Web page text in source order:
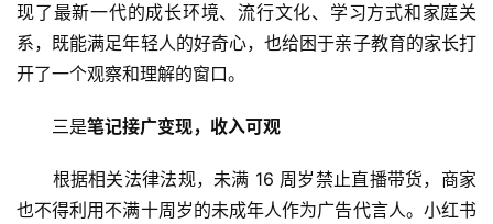
现了最新一代的成长环境、流行文化、学习方式和家庭关
系，既能满足年轻人的好奇心，也给困于亲子教育的家长打
开了一个观察和理解的窗口。
三是笔记接广变现，收入可观
根据相关法律法规，未满 16 周岁禁止直播带货，商家
也不得利用不满十周岁的未成年人作为广告代言人。小红书